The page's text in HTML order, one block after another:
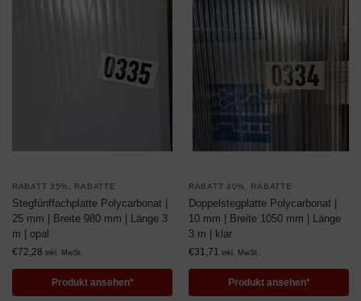
RABATT 35% RABATTE
Stegfünffachplatte Polycarbonat |
25 mm | Breite 980 mm | Länge 3
m | opal
€72,28 inkl. MwSt.
Produkt ansehen*
RABATT 40% RABATTE
Doppelstegplatte Polycarbonat |
10 mm | Breite 1050 mm | Länge
3 m | klar
€31,71 inkl. MwSt.
Produkt ansehen*